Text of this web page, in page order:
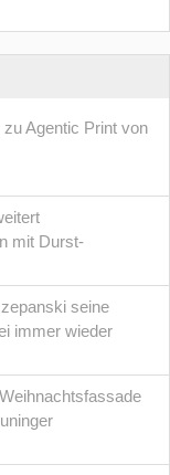
Agentic Print von
mit Durst-
seine
immer wieder